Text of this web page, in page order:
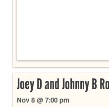
Joey D and Johnny B
Nov 8 @ 7:00 pm